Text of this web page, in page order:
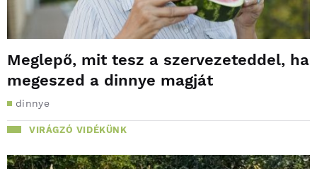
Meglepő, mit tesz a szervezeteddel, ha
megeszed a dinnye magját
dinnye
VIRÁGZÓ VIDÉKÜNK